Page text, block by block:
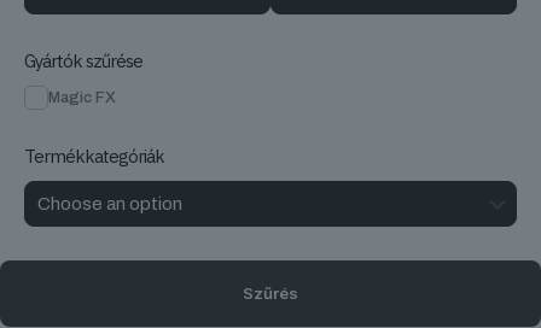
Gyártók szűrése
Magic FX
Termékkategóriák
Szűrés